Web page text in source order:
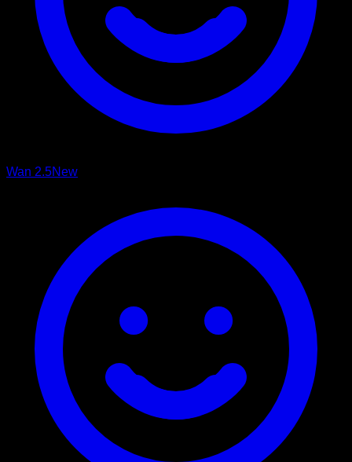
Wan 2.5New